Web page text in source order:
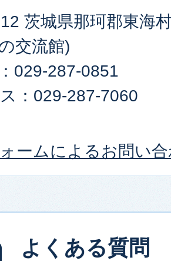
茨城県那珂郡東海
交流館)
029-287-0851
：029-287-7060
ームによるお問い
よくある質問